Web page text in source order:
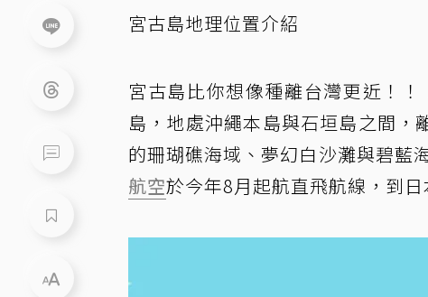
宮古島地理位置介紹
宮古島比你想像種離台灣更近！
島，地處沖繩本島與石垣島之間，
的珊瑚礁海域、夢幻白沙灘與碧藍
航空於今年8月起航直飛航線，到日